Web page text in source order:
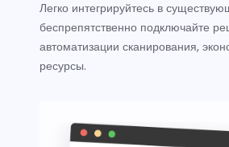
Легко интегрируйтесь в
беспрепятственно подключайте
автоматизации сканирования,
ресурсы.